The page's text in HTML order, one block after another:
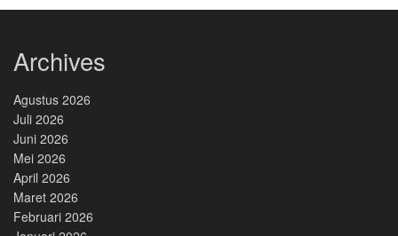
Archives
Agustus 2026
Juli 2026
Juni 2026
Mei 2026
April 2026
Maret 2026
Februari 2026